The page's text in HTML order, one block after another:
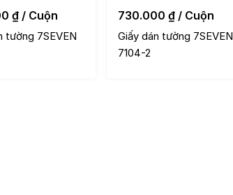
₫ / Cuộn
tường 7SEVEN
730.000 ₫ / Cuộn
Giấy dán tường 7SEVEN
7104-2